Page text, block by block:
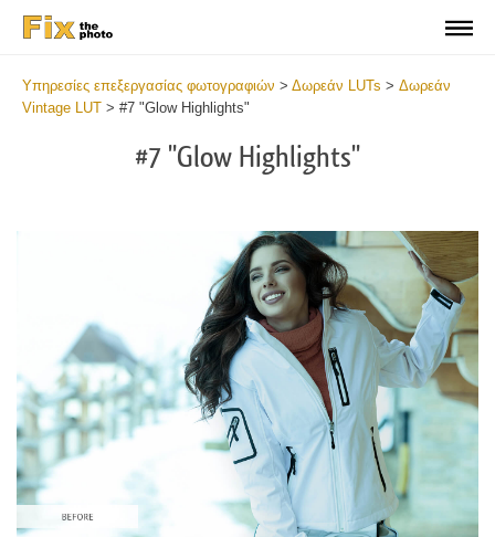
Υπηρεσίες επεξεργασίας φωτογραφιών > Δωρεάν LUTs > Δωρεάν
Vintage LUT > #7 "Glow Highlights"
#7 "Glow Highlights"